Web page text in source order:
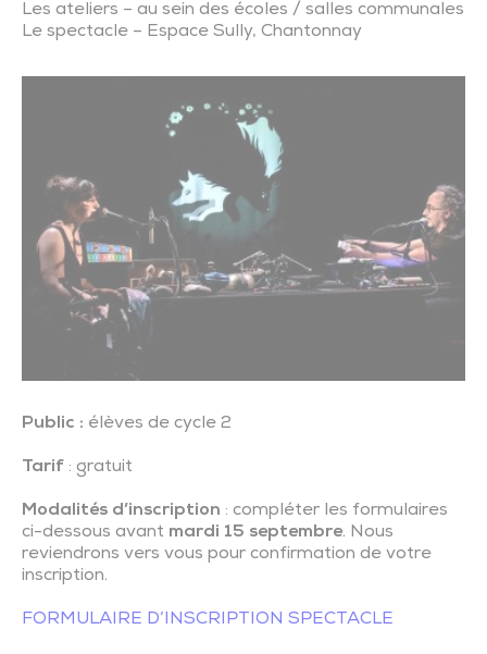
Les ateliers – au sein des écoles / salles communales
Le spectacle – Espace Sully, Chantonnay
Public : élèves de cycle 2
Tarif : gratuit
Modalités d’inscription : compléter les formulaires
ci-dessous avant mardi 15 septembre. Nous
reviendrons vers vous pour confirmation de votre
inscription.
FORMULAIRE D’INSCRIPTION SPECTACLE